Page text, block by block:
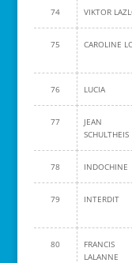
74 VIKTOR
75 CAROLINE
76 LUCIA
77
JEAN
SCHULTHEIS
78 INDOCHINE
79 INTERDIT
80
FRANCIS
LALANNE